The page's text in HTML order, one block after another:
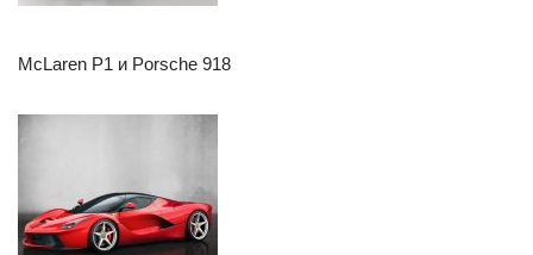
McLaren P1 и Porsche 918